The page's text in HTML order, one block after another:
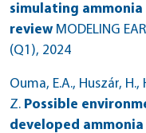
simulating
review MODELING
(Q1), 2024
Ouma, E.A., Huszár,
Z. Possible
developed